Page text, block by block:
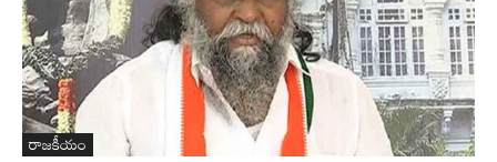
రాజకీయం